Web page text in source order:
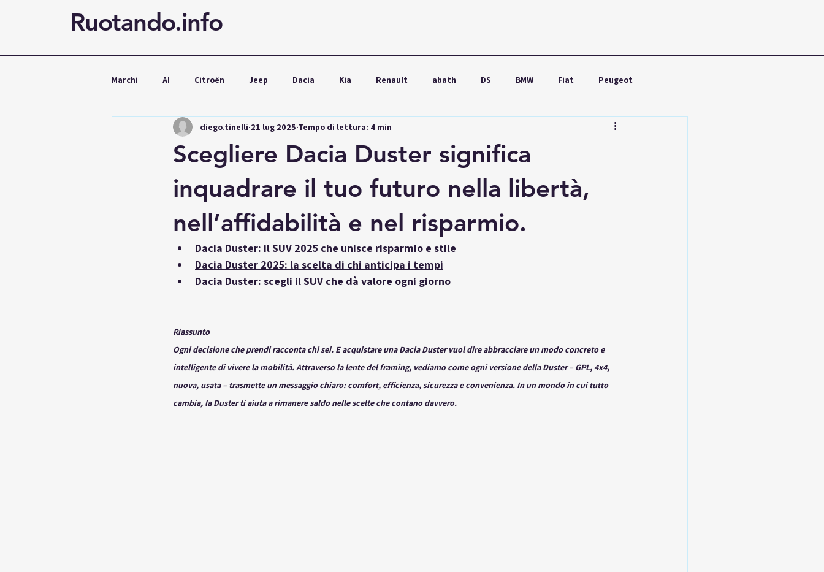
Ruotando.info
Marchi AI Citroën Jeep Dacia Kia Renault abath DS BMW Fiat Peugeot
Mercedes Volkswagen Ford Seat Toyota
Scegliere Dacia Duster significa
inquadrare il tuo futuro nella libertà,
nell’affidabilità e nel risparmio.
diego.tinelli 21 lug 2025 Tempo di lettura: 4 min
Dacia Duster: il SUV 2025 che unisce risparmio e stile
Dacia Duster 2025: la scelta di chi anticipa i tempi
Dacia Duster: scegli il SUV che dà valore ogni giorno
Riassunto
Ogni decisione che prendi racconta chi sei. E acquistare una Dacia Duster vuol dire abbracciare un modo concreto e
intelligente di vivere la mobilità. Attraverso la lente del framing, vediamo come ogni versione della Duster – GPL, 4x4,
nuova, usata – trasmette un messaggio chiaro: comfort, efficienza, sicurezza e convenienza. In un mondo in cui tutto
cambia, la Duster ti aiuta a rimanere saldo nelle scelte che contano davvero.